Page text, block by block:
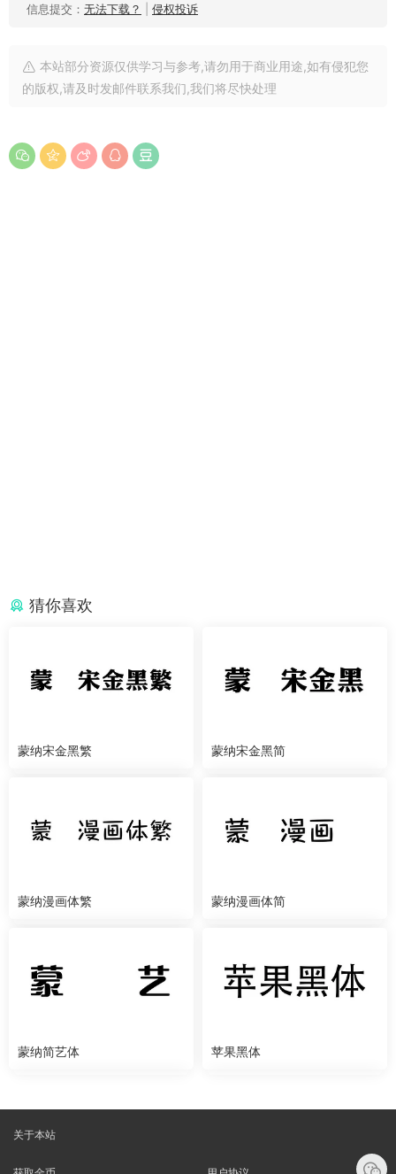
信息提交： 无法下载？ 侵权投诉
本站部分资源仅供学习与参考,请勿用于商业用途,如有侵犯您
的版权,请及时发邮件联系我们,我们将尽快处理
猜你喜欢
蒙纳宋金黑繁 蒙纳宋金黑简
蒙纳漫画体繁 蒙纳漫画体简
蒙纳简艺体 苹果黑体
关于本站